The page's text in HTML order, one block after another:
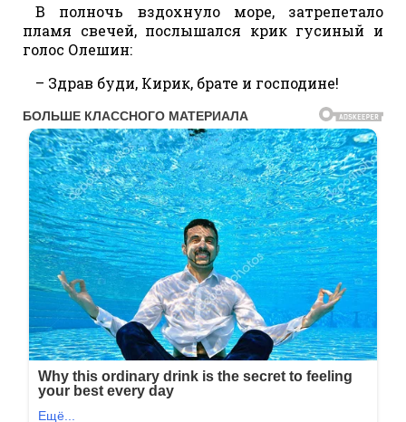
В полночь вздохнуло море, затрепетало
пламя свечей, послышался крик гусиный и
голос Олешин:
– Здрав буди, Кирик, брате и господине!